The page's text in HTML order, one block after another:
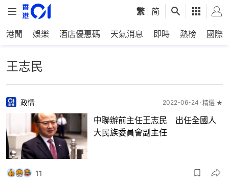
繁 简
港聞 娛樂 酒店優惠碼 天氣消息 即時 熱榜 國際
王志民
政情 2022-06-24 精選 ★
中聯辦前主任王志民 出任全國人
大民族委員會副主任
11